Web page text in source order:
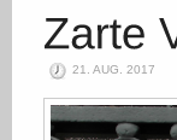
21. AUG. 2017